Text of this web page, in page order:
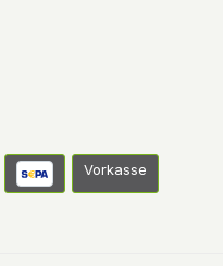
Vorkasse